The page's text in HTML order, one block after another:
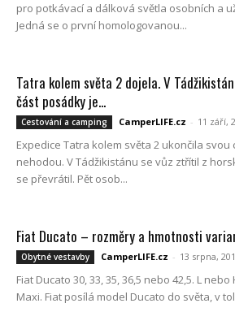
pro potkávací a dálková světla osobních a
Jedná se o první homologovanou...
Tatra kolem světa 2 dojela. V
část posádky je...
Cestování a camping CamperLIFE.cz - 11 září,
Expedice Tatra kolem světa 2 ukončila svou
nehodou. V Tádžikistánu se vůz ztřítil z
se převrátil. Pět osob...
Fiat Ducato – rozměry a hmotnosti
Obytné vestavby CamperLIFE.cz - 13 srpna,
Fiat Ducato 30, 33, 35, 36,5 nebo 42,5. L
Maxi. Fiat posílá model Ducato do světa, v